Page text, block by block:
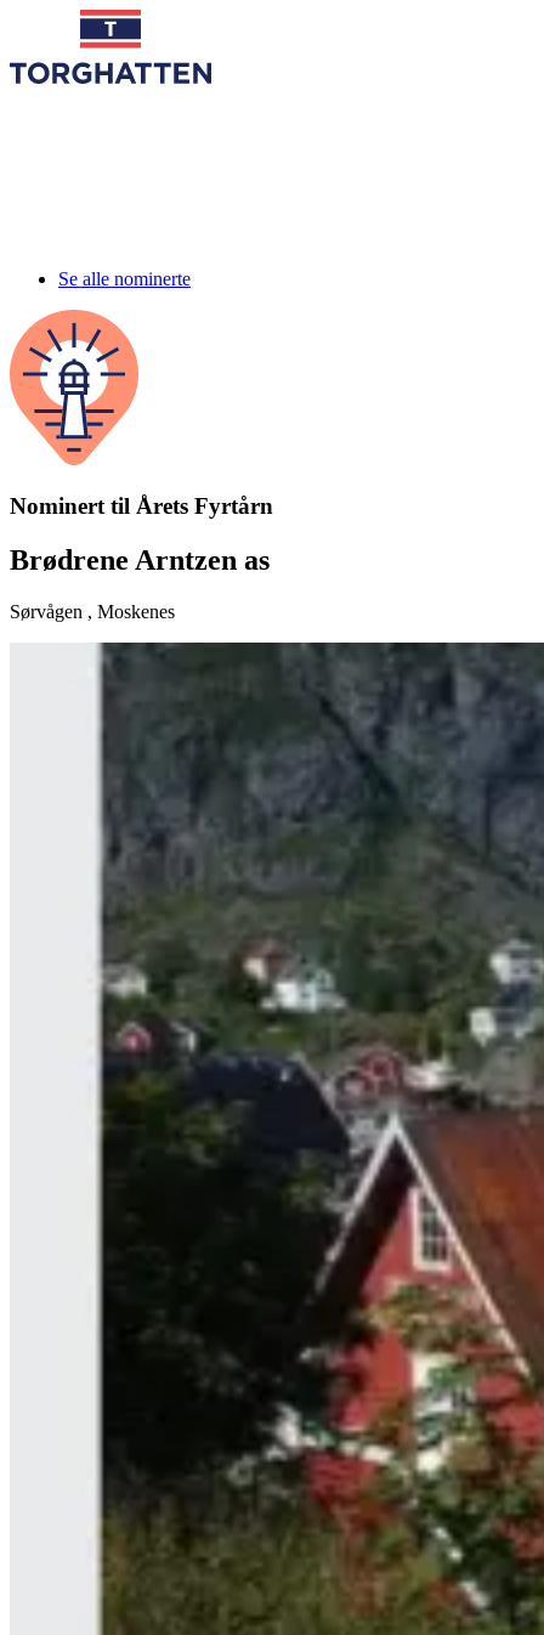
Se alle nominerte
Nominert til Årets Fyrtårn
Brødrene Arntzen as
Sørvågen , Moskenes